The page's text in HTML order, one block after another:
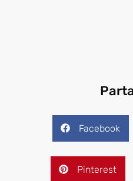
Facebook
Pinterest